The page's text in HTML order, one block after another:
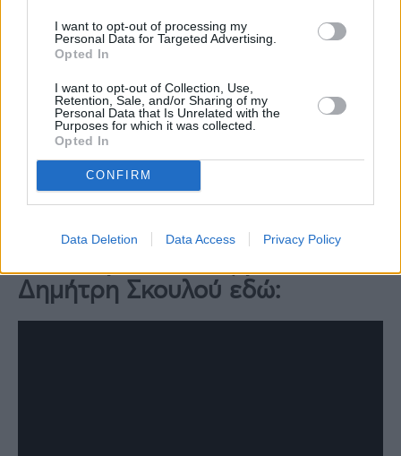
I want to opt-out of processing my
Personal Data for Targeted Advertising.
Opted In
I want to opt-out of Collection, Use,
Retention, Sale, and/or Sharing of my
Personal Data that Is Unrelated with the
Purposes for which it was collected.
Opted In
CONFIRM
Data Deletion Data Access Privacy Policy
Δημήτρη Σκουλού εδώ: